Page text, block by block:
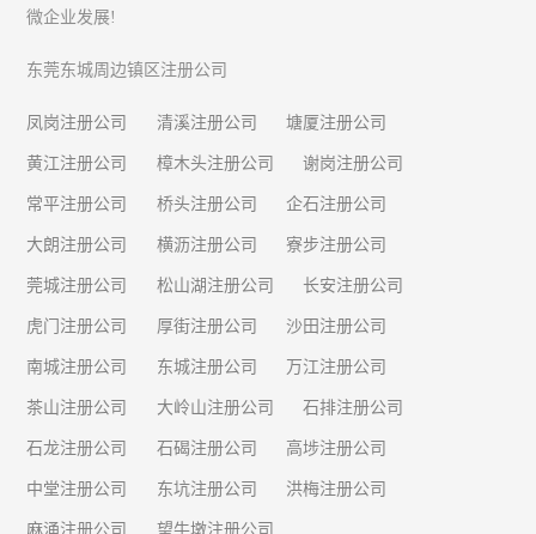
微企业发展!
东莞东城周边镇区注册公司
凤岗注册公司 清溪注册公司 塘厦注册公司
黄江注册公司 樟木头注册公司 谢岗注册公司
常平注册公司 桥头注册公司 企石注册公司
大朗注册公司 横沥注册公司 寮步注册公司
莞城注册公司 松山湖注册公司 长安注册公司
虎门注册公司 厚街注册公司 沙田注册公司
南城注册公司 东城注册公司 万江注册公司
茶山注册公司 大岭山注册公司 石排注册公司
石龙注册公司 石碣注册公司 高埗注册公司
中堂注册公司 东坑注册公司 洪梅注册公司
麻涌注册公司 望牛墩注册公司